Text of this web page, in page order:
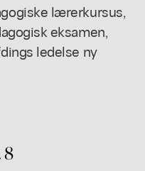
lærerkursus,
eksamen,
ledelse ny
8